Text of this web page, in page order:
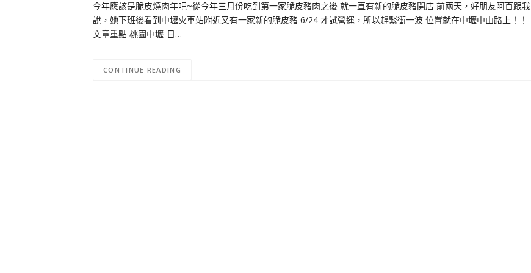
今年應該是脆皮燒肉年吧~從今年三月份吃到第一家脆皮豬肉之後 就一直有新的脆皮豬開店 前兩天，好朋友阿百跟我
說，她下班後看到中壢火車站附近又有一家新的脆皮豬 6/24 才試營運，所以趕緊衝一波 位置就在中壢中山路上！！
文章重點 桃園中壢-日…
CONTINUE READING